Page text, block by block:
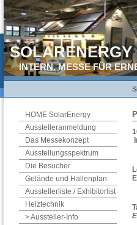
SOLARENERGY
INTERN. MESSE FÜR
HOME SolarEnergy
Ausstelleranmeldung
Das Messekonzept
Ausstellungsspektrum
Die Besucher
Gelände und Hallenplan
Ausstellerliste / Exhibitorlist
Heiztechnik
> Aussteller-Info